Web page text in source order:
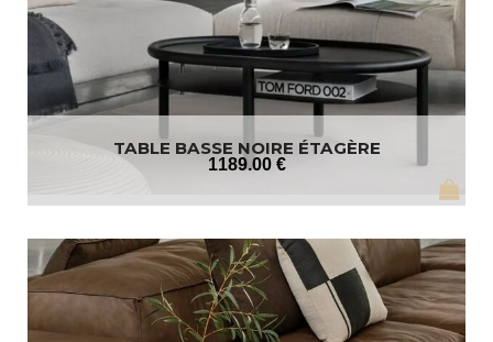
TABLE BASSE NOIRE ÉTAGÈRE
1189.00 €